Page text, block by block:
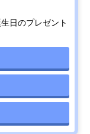
日のプレゼント